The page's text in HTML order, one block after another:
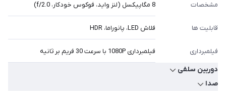
مشخصات 8 مگاپیکسل (لنز واید، فوکوس خودکار، f/2.0)
قابلیت ها فلاش LED، پانوراما، HDR
فیلمبرداری فیلمبرداری 1080P با سرعت 30 فریم بر ثانیه
دوربین سلفی
صدا